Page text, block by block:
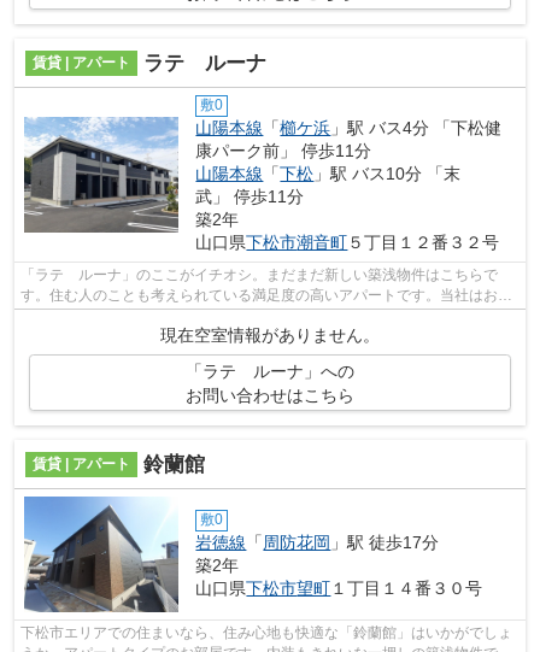
賃貸 | アパート ラテ ルーナ
敷0
山陽本線 「櫛ケ浜 」駅 バス4分 「下松健
康パーク前」 停歩11分
山陽本線 「下松 」駅 バス10分 「末
武」 停歩11分
築2年
山口県下松市潮音町５丁目１２番３２号
「ラテ ルーナ」のここがイチオシ。まだまだ新しい築浅物件はこちらで
す。住む人のことも考えられている満足度の高いアパートです。当社はお客
様にとって、快適な物件のご紹介をいた...
現在空室情報がありません。
「ラテ ルーナ」への
お問い合わせはこちら
賃貸 | アパート 鈴蘭館
敷0
岩徳線 「 周防花岡 」駅 徒歩17分
築2年
山口県下松市望町 １丁目１４番３０号
下松市エリアでの住まいなら、住み心地も快適な「鈴蘭館」はいかがでしょ